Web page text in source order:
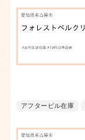
アフターピル在庫